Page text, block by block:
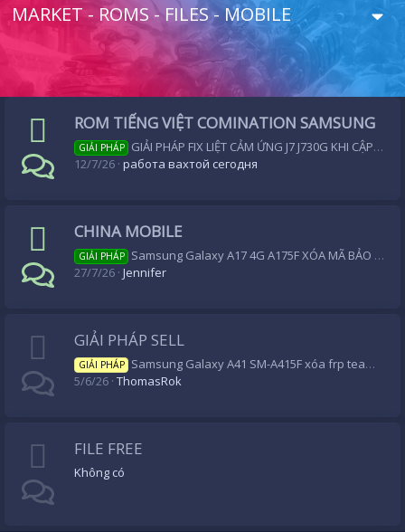
MARKET - ROMS - FILES - MOBILE
ROM TIẾNG VIỆT COMINATION SAMSUNG
GIẢI PHÁP GIẢI PHÁP FIX LIỆT CẢM ỨNG J7 J730G KHI CẬP NHẬT ANDROID 8.1 FLASH ODIN DONE
12/7/26 работа вахтой сегодня
CHINA MOBILE
GIẢI PHÁP Samsung Galaxy A17 4G A175F XÓA MÃ BẢO VỆ FRP QUA UTRAVIEW OK
27/7/26 Jennifer
GIẢI PHÁP SELL
GIẢI PHÁP Samsung Galaxy A41 SM-A415F xóa frp teamview ok
5/6/26 ThomasRok
FILE FREE
Không có